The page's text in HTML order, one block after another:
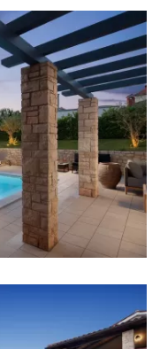
Toilette,
Toilette,